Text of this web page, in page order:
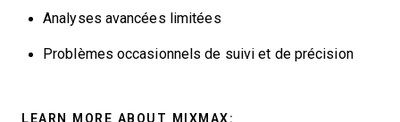
Analyses avancées limitées
Problèmes occasionnels de suivi et de précision
LEARN MORE ABOUT MIXMAX: